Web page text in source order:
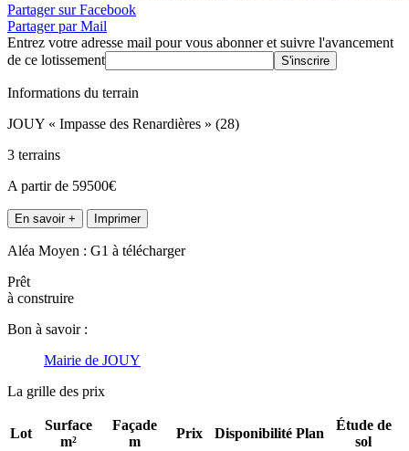
Partager sur Facebook
Partager par Mail
Entrez votre adresse mail pour vous abonner et suivre l'avancement
de ce lotissement
S'inscrire
Informations du terrain
JOUY « Impasse des Renardières » (28)
3 terrains
A partir de 59500€
En savoir + Imprimer
Aléa Moyen : G1 à télécharger
Prêt
à construire
Bon à savoir :
Mairie de JOUY
La grille des prix
Lot
Surface
m²
Façade
m
Prix Disponibilité Plan
Étude de
sol